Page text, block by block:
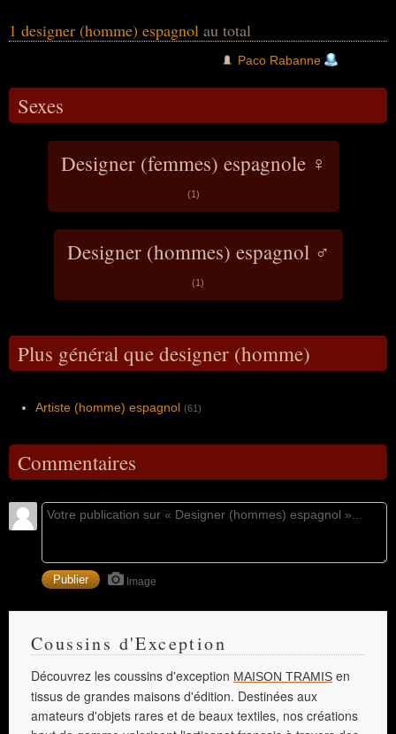
prédictions (s'étant révélées fausses) et le
récit de ses prétendues vies antérieures.
1 designer (homme) espagnol au total
Paco Rabanne
Sexes
Designer (femmes) espagnole ♀
(1)
Designer (hommes) espagnol ♂
(1)
Plus général que designer (homme)
Artiste (homme) espagnol (61)
Commentaires
Image
Coussins d'Exception
Découvrez les coussins d'exception MAISON TRAMIS en
tissus de grandes maisons d'édition. Destinées aux
amateurs d'objets rares et de beaux textiles, nos créations